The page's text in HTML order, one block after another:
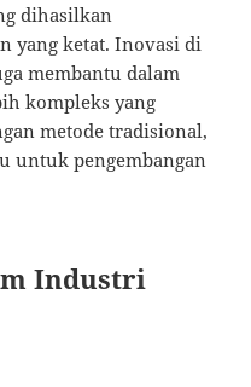
dihasilkan
yang ketat. Inovasi di
membantu dalam
kompleks yang
metode tradisional,
untuk pengembangan
Industri